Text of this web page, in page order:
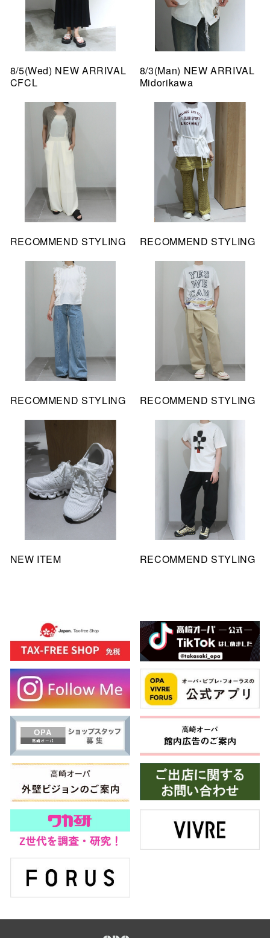
8/5(Wed) NEW ARRIVAL
CFCL
8/3(Man) NEW ARRIVAL
Midorikawa
RECOMMEND STYLING RECOMMEND STYLING
RECOMMEND STYLING RECOMMEND STYLING
NEW ITEM RECOMMEND STYLING